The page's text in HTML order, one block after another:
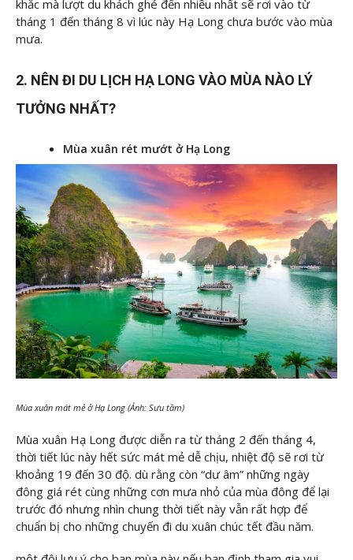
khắc mà lượt du khách ghé đến nhiều nhất sẽ rơi vào từ
tháng 1 đến tháng 8 vì lúc này Hạ Long chưa bước vào mùa
mưa.
2. NÊN ĐI DU LỊCH HẠ LONG VÀO MÙA NÀO LÝ
TƯỞNG NHẤT?
Mùa xuân rét mướt ở Hạ Long
Mùa xuân mát mẻ ở Hạ Long (Ảnh: Sưu tầm)
Mùa xuân Hạ Long được diễn ra từ tháng 2 đến tháng 4,
thời tiết lúc này hết sức mát mẻ dễ chịu, nhiệt độ sẽ rơi từ
khoảng 19 đến 30 độ. dù rằng còn “dư âm” những ngày
đông giá rét cùng những cơn mưa nhỏ của mùa đông để lại
trước đó nhưng nhìn chung thời tiết này vẫn rất hợp để
chuẩn bị cho những chuyến đi du xuân chúc tết đầu năm.